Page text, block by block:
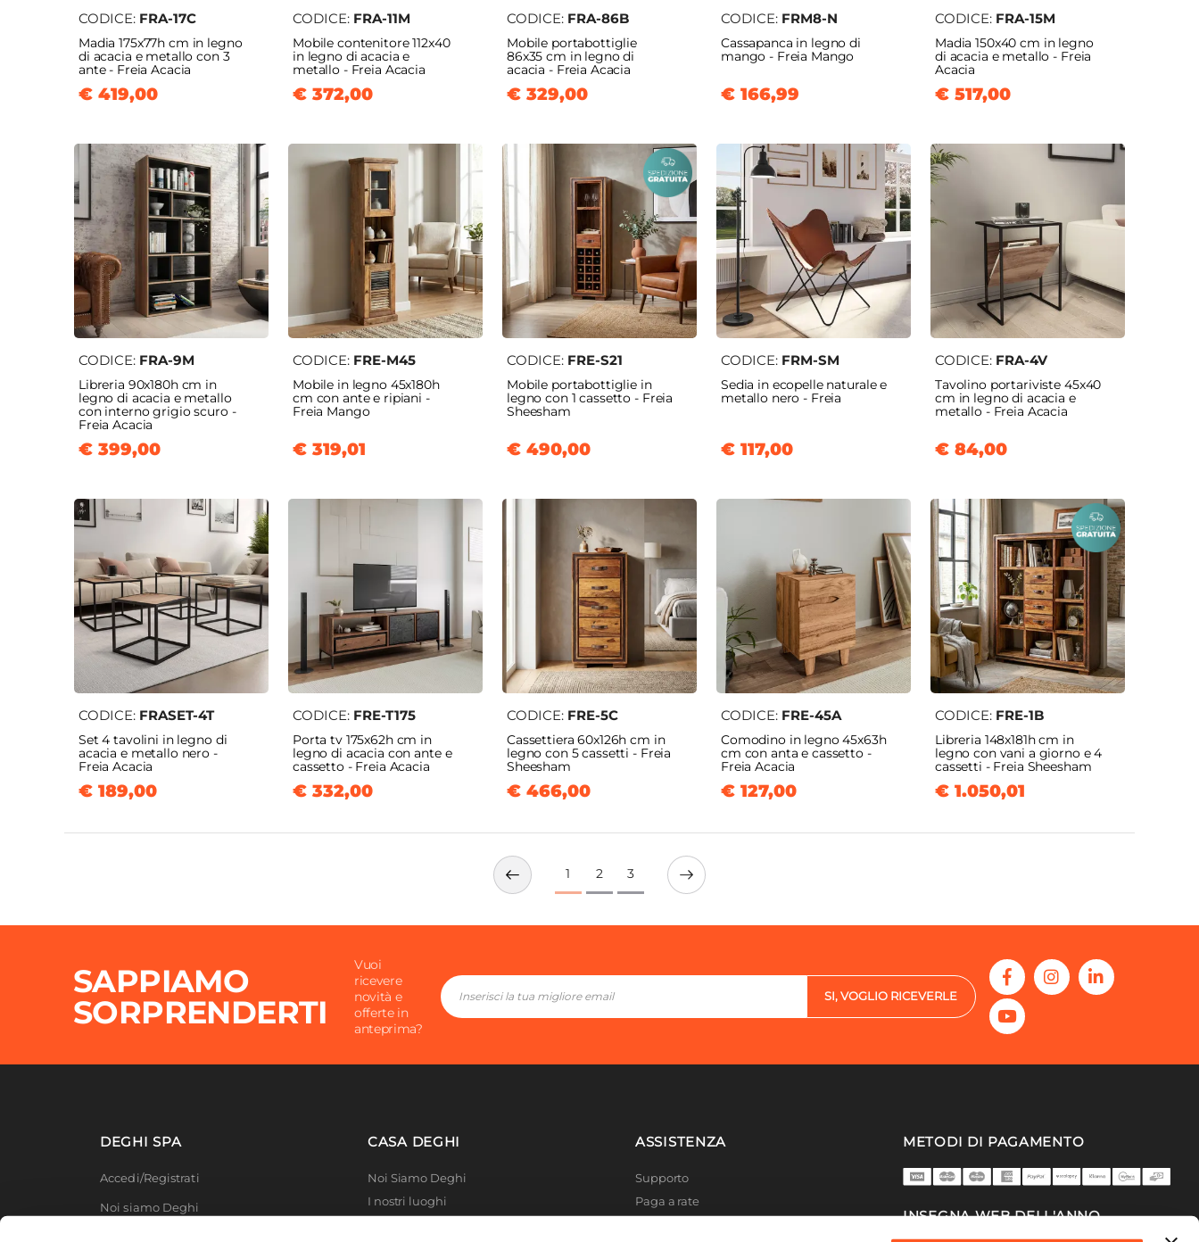
CODICE: FRA-17C
Madia 175x77h cm in legno
di acacia e metallo con 3
ante - Freia Acacia
€ 419,00
CODICE: FRA-11M
Mobile contenitore 112x40
in legno di acacia e
metallo - Freia Acacia
€ 372,00
CODICE: FRA-86B
Mobile portabottiglie
86x35 cm in legno di
acacia - Freia Acacia
€ 329,00
CODICE: FRM8-N
Cassapanca in legno di
mango - Freia Mango
€ 166,99
CODICE: FRA-15M
Madia 150x40 cm in legno
di acacia e metallo - Freia
Acacia
€ 517,00
CODICE: FRA-9M
Libreria 90x180h cm in
legno di acacia e metallo
con interno grigio scuro -
Freia Acacia
€ 399,00
CODICE: FRE-M45
Mobile in legno 45x180h
cm con ante e ripiani -
Freia Mango
€ 319,01
CODICE: FRE-S21
Mobile portabottiglie in
legno con 1 cassetto - Freia
Sheesham
€ 490,00
CODICE: FRM-SM
Sedia in ecopelle naturale e
metallo nero - Freia
€ 117,00
CODICE: FRA-4V
Tavolino portariviste 45x40
cm in legno di acacia e
metallo - Freia Acacia
€ 84,00
CODICE: FRASET-4T
Set 4 tavolini in legno di
acacia e metallo nero -
Freia Acacia
€ 189,00
CODICE: FRE-T175
Porta tv 175x62h cm in
legno di acacia con ante e
cassetto - Freia Acacia
€ 332,00
CODICE: FRE-5C
Cassettiera 60x126h cm in
legno con 5 cassetti - Freia
Sheesham
€ 466,00
CODICE: FRE-45A
Comodino in legno 45x63h
cm con anta e cassetto -
Freia Acacia
€ 127,00
CODICE: FRE-1B
Libreria 148x181h cm in
legno con vani a giorno e 4
cassetti - Freia Sheesham
€ 1.050,01
1 2 3
SAPPIAMO
SORPRENDERTI
Vuoi
ricevere
novità e
offerte in
anteprima?
SI, VOGLIO RICEVERLE
DEGHI SPA
Accedi/Registrati
Noi siamo Deghi
CASA DEGHI
Noi Siamo Deghi
I nostri luoghi
ASSISTENZA
Supporto
Paga a rate
METODI DI PAGAMENTO
INSEGNA WEB DELL'ANNO